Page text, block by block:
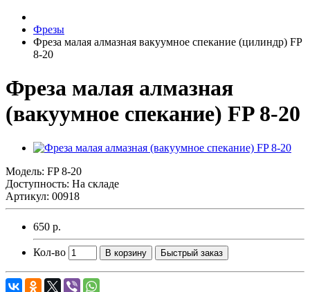
Фрезы
Фреза малая алмазная вакуумное спекание (цилиндр) FP
8-20
Фреза малая алмазная
(вакуумное спекание) FP 8-20
Модель: FP 8-20
Доступность: На складе
Артикул: 00918
650 р.
Кол-во В корзину Быстрый заказ